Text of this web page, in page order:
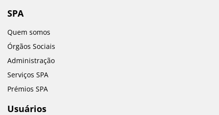
SPA
Quem somos
Órgãos Sociais
Administração
Serviços SPA
Prémios SPA
Usuários